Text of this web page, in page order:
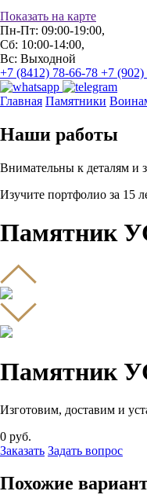
Показать на карте
Пн-Пт: 09:00-19:00,
Сб: 10:00-14:00,
Вс: Выходной
+7 (8412) 78-66-78 +7 (902)
Главная Памятники
Наши работы
Внимательны к деталям и
Изучите портфолио за 15
Памятник
Памятник
Изготовим, доставим и
0 руб.
Заказать Задать вопрос
Похожие